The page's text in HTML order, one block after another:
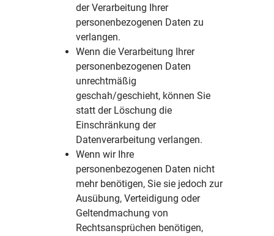
der Verarbeitung Ihrer
personenbezogenen Daten zu
verlangen.
Wenn die Verarbeitung Ihrer
personenbezogenen Daten
unrechtmäßig
geschah/geschieht, können Sie
statt der Löschung die
Einschränkung der
Datenverarbeitung verlangen.
Wenn wir Ihre
personenbezogenen Daten nicht
mehr benötigen, Sie sie jedoch zur
Ausübung, Verteidigung oder
Geltendmachung von
Rechtsansprüchen benötigen,